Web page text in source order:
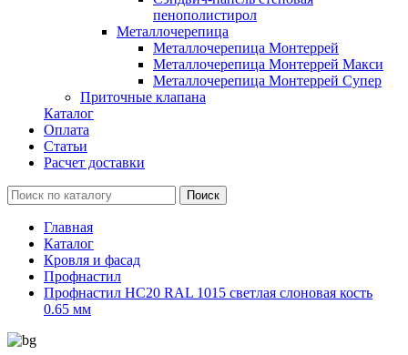
пенополистирол
Металлочерепица
Металлочерепица Монтеррей
Металлочерепица Монтеррей Макси
Металлочерепица Монтеррей Супер
Приточные клапана
Каталог
Оплата
Статьи
Расчет доставки
Главная
Каталог
Кровля и фасад
Профнастил
Профнастил НС20 RAL 1015 светлая слоновая кость
0.65 мм